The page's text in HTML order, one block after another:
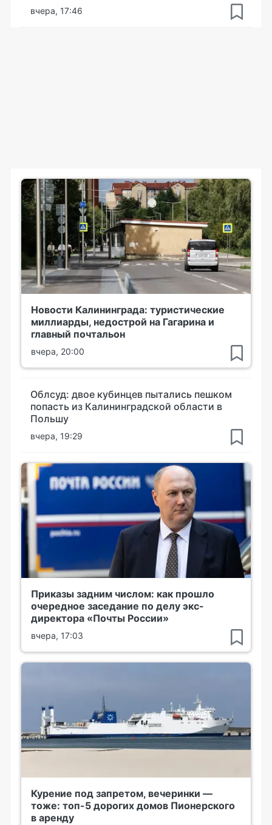
вчера, 17:46
Новости Калининграда: туристические
миллиарды, недострой на Гагарина и
главный почтальон
вчера, 20:00
Облсуд: двое кубинцев пытались пешком
попасть из Калининградской области в
Польшу
вчера, 19:29
Приказы задним числом: как прошло
очередное заседание по делу экс-
директора «Почты России»
вчера, 17:03
Курение под запретом, вечеринки —
тоже: топ-5 дорогих домов Пионерского
в аренду